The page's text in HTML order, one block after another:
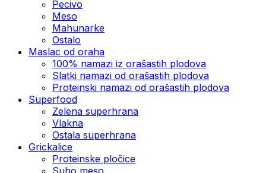
Pecivo
Meso
Mahunarke
Ostalo
Maslac od oraha
100% namazi iz orašastih plodova
Slatki namazi od orašastih plodova
Proteinski namazi od orašastih plodova
Superfood
Zelena superhrana
Vlakna
Ostala superhrana
Grickalice
Proteinske pločice
Suho meso